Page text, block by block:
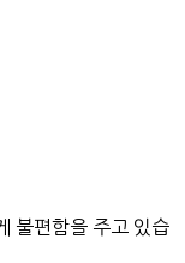
불편함을 주고 있습